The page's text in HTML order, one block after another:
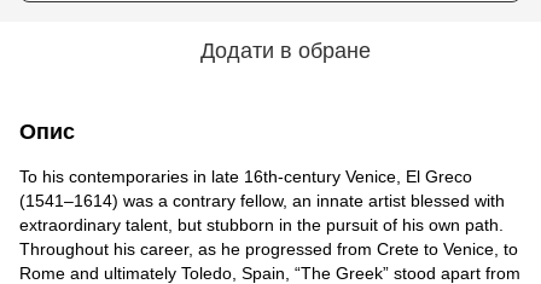
Додати в обране
Опис
To his contemporaries in late 16th-century Venice, El Greco
(1541­–1614) was a contrary fellow, an innate artist blessed with
extraordinary talent, but stubborn in the pursuit of his own path.
Throughout his career, as he progressed from Crete to Venice, to
Rome and ultimately Toledo, Spain, “The Greek” stood apart from